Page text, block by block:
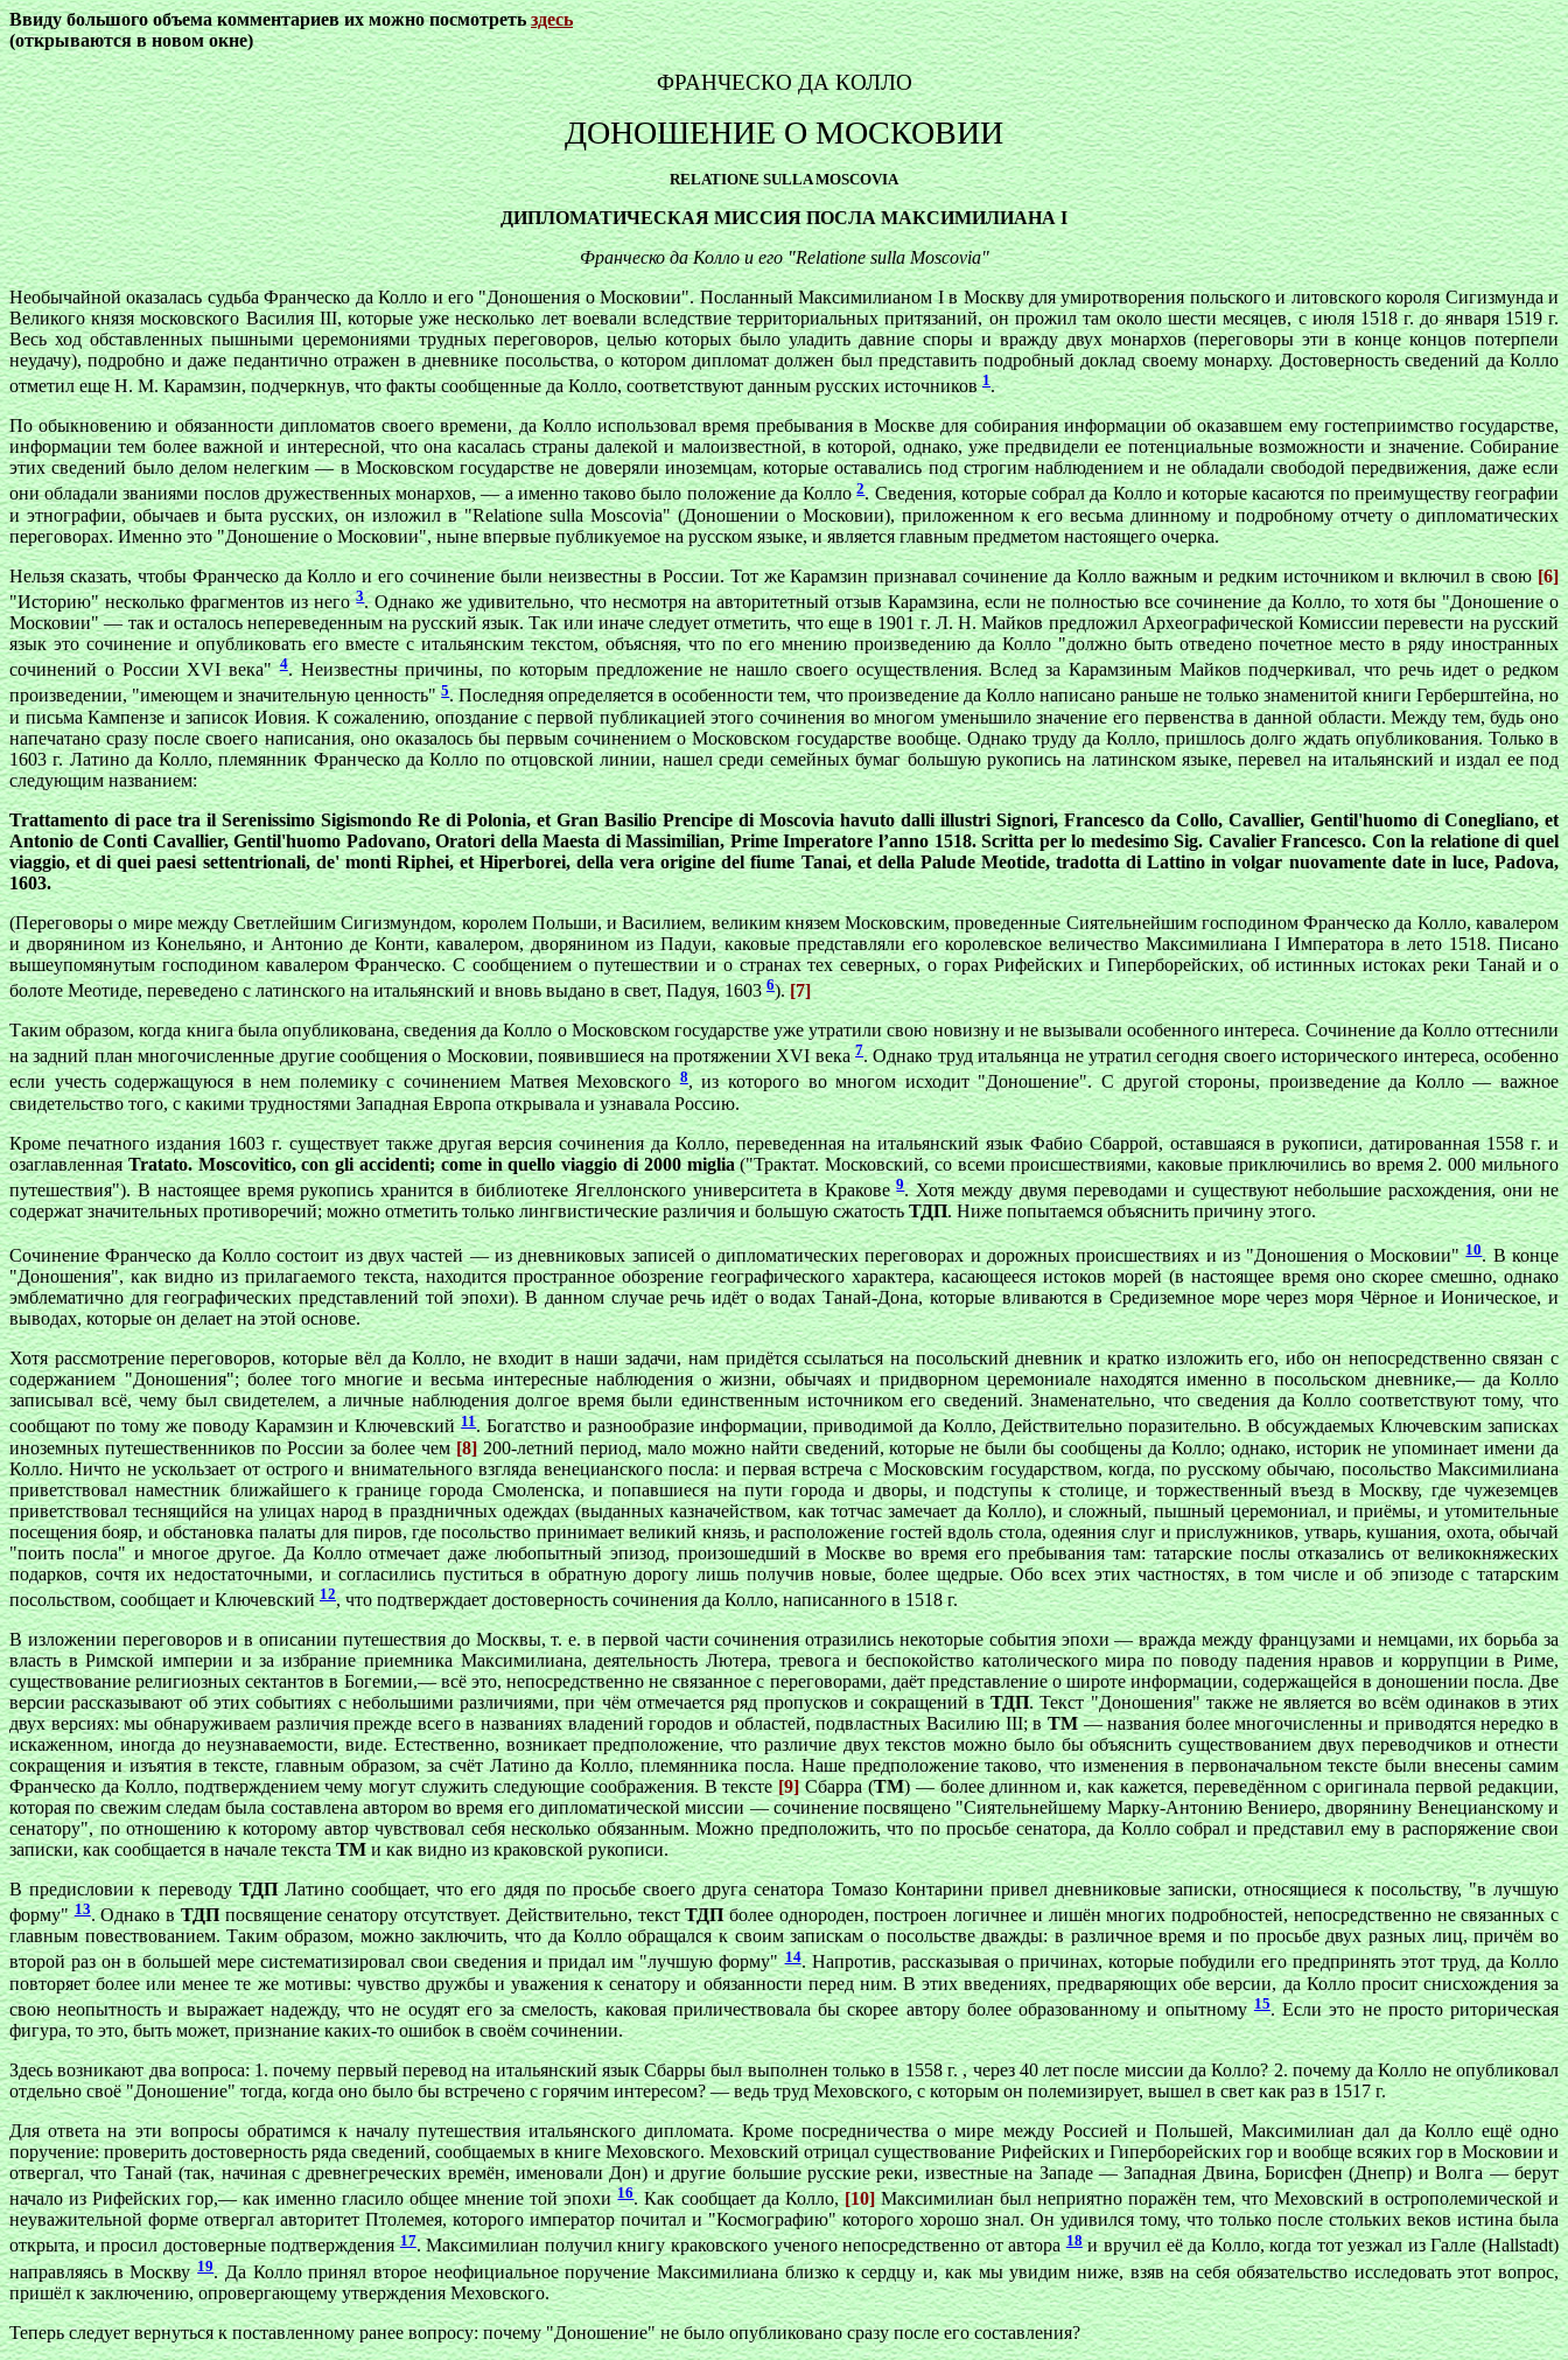
Ввиду большого объема комментариев их можно посмотреть здесь
(открываются в новом окне)
ФРАНЧЕСКО ДА КОЛЛО
ДОНОШЕНИЕ О МОСКОВИИ
RELATIONE SULLA MOSCOVIA
ДИПЛОМАТИЧЕСКАЯ МИССИЯ ПОСЛА МАКСИМИЛИАНА I
Франческо да Колло и его "Relatione sulla Moscovia"
Необычайной оказалась судьба Франческо да Колло и его "Доношения о Московии". Посланный Максимилианом I в Москву для умиротворения польского и литовского короля Сигизмунда и
Великого князя московского Василия III, которые уже несколько лет воевали вследствие территориальных притязаний, он прожил там около шести месяцев, с июля 1518 г. до января 1519 г.
Весь ход обставленных пышными церемониями трудных переговоров, целью которых было уладить давние споры и вражду двух монархов (переговоры эти в конце концов потерпели
неудачу), подробно и даже педантично отражен в дневнике посольства, о котором дипломат должен был представить подробный доклад своему монарху. Достоверность сведений да Колло
отметил еще Н. М. Карамзин, подчеркнув, что факты сообщенные да Колло, соответствуют данным русских источников1.
По обыкновению и обязанности дипломатов своего времени, да Колло использовал время пребывания в Москве для собирания информации об оказавшем ему гостеприимство государстве,
информации тем более важной и интересной, что она касалась страны далекой и малоизвестной, в которой, однако, уже предвидели ее потенциальные возможности и значение. Собирание
этих сведений было делом нелегким — в Московском государстве не доверяли иноземцам, которые оставались под строгим наблюдением и не обладали свободой передвижения, даже если
они обладали званиями послов дружественных монархов, — а именно таково было положение да Колло2. Сведения, которые собрал да Колло и которые касаются по преимуществу географии
и этнографии, обычаев и быта русских, он изложил в "Relatione sulla Moscovia" (Доношении о Московии), приложенном к его весьма длинному и подробному отчету о дипломатических
переговорах. Именно это "Доношение о Московии", ныне впервые публикуемое на русском языке, и является главным предметом настоящего очерка.
Нельзя сказать, чтобы Франческо да Колло и его сочинение были неизвестны в России. Тот же Карамзин признавал сочинение да Колло важным и редким источником и включил в свою[6]
"Историю" несколько фрагментов из него3. Однако же удивительно, что несмотря на авторитетный отзыв Карамзина, если не полностью все сочинение да Колло, то хотя бы "Доношение о
Московии" — так и осталось непереведенным на русский язык. Так или иначе следует отметить, что еще в 1901 г. Л. Н. Майков предложил Археографической Комиссии перевести на русский
язык это сочинение и опубликовать его вместе с итальянским текстом, объясняя, что по его мнению произведению да Колло "должно быть отведено почетное место в ряду иностранных
сочинений о России XVI века"4. Неизвестны причины, по которым предложение не нашло своего осуществления. Вслед за Карамзиным Майков подчеркивал, что речь идет о редком
произведении, "имеющем и значительную ценность"5. Последняя определяется в особенности тем, что произведение да Колло написано раньше не только знаменитой книги Герберштейна, но
и письма Кампензе и записок Иовия. К сожалению, опоздание с первой публикацией этого сочинения во многом уменьшило значение его первенства в данной области. Между тем, будь оно
напечатано сразу после своего написания, оно оказалось бы первым сочинением о Московском государстве вообще. Однако труду да Колло, пришлось долго ждать опубликования. Только в
1603 г. Латино да Колло, племянник Франческо да Колло по отцовской линии, нашел среди семейных бумаг большую рукопись на латинском языке, перевел на итальянский и издал ее под
следующим названием:
Trattamento di pace tra il Serenissimo Sigismondo Re di Polonia, et Gran Basilio Prencipe di Moscovia havuto dalli illustri Signori, Francesco da Collo, Cavallier, Gentil'huomo di Conegliano, et
Antonio de Conti Cavallier, Gentil'huomo Padovano, Oratori della Maesta di Massimilian, Prime Imperatore l’anno 1518. Scritta per lo medesimo Sig. Cavalier Francesco. Con la relatione di quel
viaggio, et di quei paesi settentrionali, de' monti Riphei, et Hiperborei, della vera origine del fiume Tanai, et della Palude Meotide, tradotta di Lattino in volgar nuovamente date in luce, Padova,
1603.
(Переговоры о мире между Светлейшим Сигизмундом, королем Польши, и Василием, великим князем Московским, проведенные Сиятельнейшим господином Франческо да Колло, кавалером
и дворянином из Конельяно, и Антонио де Конти, кавалером, дворянином из Падуи, каковые представляли его королевское величество Максимилиана I Императора в лето 1518. Писано
вышеупомянутым господином кавалером Франческо. С сообщением о путешествии и о странах тех северных, о горах Рифейских и Гиперборейских, об истинных истоках реки Танай и о
болоте Меотиде, переведено с латинского на итальянский и вновь выдано в свет, Падуя, 16036).[7]
Таким образом, когда книга была опубликована, сведения да Колло о Московском государстве уже утратили свою новизну и не вызывали особенного интереса. Сочинение да Колло оттеснили
на задний план многочисленные другие сообщения о Московии, появившиеся на протяжении XVI века7. Однако труд итальянца не утратил сегодня своего исторического интереса, особенно
если учесть содержащуюся в нем полемику с сочинением Матвея Меховского8, из которого во многом исходит "Доношение". С другой стороны, произведение да Колло — важное
свидетельство того, с какими трудностями Западная Европа открывала и узнавала Россию.
Кроме печатного издания 1603 г. существует также другая версия сочинения да Колло, переведенная на итальянский язык Фабио Сбаррой, оставшаяся в рукописи, датированная 1558 г. и
озаглавленнаяTratato. Moscovitico, con gli accidenti; come in quello viaggio di 2000 miglia("Трактат. Московский, со всеми происшествиями, каковые приключились во время 2. 000 мильного
путешествия"). В настоящее время рукопись хранится в библиотеке Ягеллонского университета в Кракове9. Хотя между двумя переводами и существуют небольшие расхождения, они не
содержат значительных противоречий; можно отметить только лингвистические различия и большую сжатостьТДП. Ниже попытаемся объяснить причину этого.
Сочинение Франческо да Колло состоит из двух частей — из дневниковых записей о дипломатических переговорах и дорожных происшествиях и из "Доношения о Московии"10. В конце
"Доношения", как видно из прилагаемого текста, находится пространное обозрение географического характера, касающееся истоков морей (в настоящее время оно скорее смешно, однако
эмблематично для географических представлений той эпохи). В данном случае речь идёт о водах Танай-Дона, которые вливаются в Средиземное море через моря Чёрное и Ионическое, и
выводах, которые он делает на этой основе.
Хотя рассмотрение переговоров, которые вёл да Колло, не входит в наши задачи, нам придётся ссылаться на посольский дневник и кратко изложить его, ибо он непосредственно связан с
содержанием "Доношения"; более того многие и весьма интересные наблюдения о жизни, обычаях и придворном церемониале находятся именно в посольском дневнике,— да Колло
записывал всё, чему был свидетелем, а личные наблюдения долгое время были единственным источником его сведений. Знаменательно, что сведения да Колло соответствуют тому, что
сообщают по тому же поводу Карамзин и Ключевский11. Богатство и разнообразие информации, приводимой да Колло, Действительно поразительно. В обсуждаемых Ключевским записках
иноземных путешественников по России за более чем[8]200-летний период, мало можно найти сведений, которые не были бы сообщены да Колло; однако, историк не упоминает имени да
Колло. Ничто не ускользает от острого и внимательного взгляда венецианского посла: и первая встреча с Московским государством, когда, по русскому обычаю, посольство Максимилиана
приветствовал наместник ближайшего к границе города Смоленска, и попавшиеся на пути города и дворы, и подступы к столице, и торжественный въезд в Москву, где чужеземцев
приветствовал теснящийся на улицах народ в праздничных одеждах (выданных казначейством, как тотчас замечает да Колло), и сложный, пышный церемониал, и приёмы, и утомительные
посещения бояр, и обстановка палаты для пиров, где посольство принимает великий князь, и расположение гостей вдоль стола, одеяния слуг и прислужников, утварь, кушания, охота, обычай
"поить посла" и многое другое. Да Колло отмечает даже любопытный эпизод, произошедший в Москве во время его пребывания там: татарские послы отказались от великокняжеских
подарков, сочтя их недостаточными, и согласились пуститься в обратную дорогу лишь получив новые, более щедрые. Обо всех этих частностях, в том числе и об эпизоде с татарским
посольством, сообщает и Ключевский12, что подтверждает достоверность сочинения да Колло, написанного в 1518 г.
В изложении переговоров и в описании путешествия до Москвы, т. е. в первой части сочинения отразились некоторые события эпохи — вражда между французами и немцами, их борьба за
власть в Римской империи и за избрание приемника Максимилиана, деятельность Лютера, тревога и беспокойство католического мира по поводу падения нравов и коррупции в Риме,
существование религиозных сектантов в Богемии,— всё это, непосредственно не связанное с переговорами, даёт представление о широте информации, содержащейся в доношении посла. Две
версии рассказывают об этих событиях с небольшими различиями, при чём отмечается ряд пропусков и сокращений вТДП. Текст "Доношения" также не является во всём одинаков в этих
двух версиях: мы обнаруживаем различия прежде всего в названиях владений городов и областей, подвластных Василию III; вТМ— названия более многочисленны и приводятся нередко в
искаженном, иногда до неузнаваемости, виде. Естественно, возникает предположение, что различие двух текстов можно было бы объяснить существованием двух переводчиков и отнести
сокращения и изъятия в тексте, главным образом, за счёт Латино да Колло, племянника посла. Наше предположение таково, что изменения в первоначальном тексте были внесены самим
Франческо да Колло, подтверждением чему могут служить следующие соображения. В тексте[9]Сбарра (ТМ) — более длинном и, как кажется, переведённом с оригинала первой редакции,
которая по свежим следам была составлена автором во время его дипломатической миссии — сочинение посвящено "Сиятельнейшему Марку-Антонию Вениеро, дворянину Венецианскому и
сенатору", по отношению к которому автор чувствовал себя несколько обязанным. Можно предположить, что по просьбе сенатора, да Колло собрал и представил ему в распоряжение свои
записки, как сообщается в начале текстаТМи как видно из краковской рукописи.
В предисловии к переводуТДПЛатино сообщает, что его дядя по просьбе своего друга сенатора Томазо Контарини привел дневниковые записки, относящиеся к посольству, "в лучшую
форму"13. Однако вТДПпосвящение сенатору отсутствует. Действительно, текстТДПболее однороден, построен логичнее и лишён многих подробностей, непосредственно не связанных с
главным повествованием. Таким образом, можно заключить, что да Колло обращался к своим запискам о посольстве дважды: в различное время и по просьбе двух разных лиц, причём во
второй раз он в большей мере систематизировал свои сведения и придал им "лучшую форму"14. Напротив, рассказывая о причинах, которые побудили его предпринять этот труд, да Колло
повторяет более или менее те же мотивы: чувство дружбы и уважения к сенатору и обязанности перед ним. В этих введениях, предваряющих обе версии, да Колло просит снисхождения за
свою неопытность и выражает надежду, что не осудят его за смелость, каковая приличествовала бы скорее автору более образованному и опытному15. Если это не просто риторическая
фигура, то это, быть может, признание каких-то ошибок в своём сочинении.
Здесь возникают два вопроса: 1. почему первый перевод на итальянский язык Сбарры был выполнен только в 1558 г. , через 40 лет после миссии да Колло? 2. почему да Колло не опубликовал
отдельно своё "Доношение" тогда, когда оно было бы встречено с горячим интересом? — ведь труд Меховского, с которым он полемизирует, вышел в свет как раз в 1517 г.
Для ответа на эти вопросы обратимся к началу путешествия итальянского дипломата. Кроме посредничества о мире между Россией и Польшей, Максимилиан дал да Колло ещё одно
поручение: проверить достоверность ряда сведений, сообщаемых в книге Меховского. Меховский отрицал существование Рифейских и Гиперборейских гор и вообще всяких гор в Московии и
отвергал, что Танай (так, начиная с древнегреческих времён, именовали Дон) и другие большие русские реки, известные на Западе — Западная Двина, Борисфен (Днепр) и Волга — берут
начало из Рифейских гор,— как именно гласило общее мнение той эпохи16. Как сообщает да Колло,[10]Максимилиан был неприятно поражён тем, что Меховский в острополемической и
неуважительной форме отвергал авторитет Птолемея, которого император почитал и "Космографию" которого хорошо знал. Он удивился тому, что только после стольких веков истина была
открыта, и просил достоверные подтверждения17. Максимилиан получил книгу краковского ученого непосредственно от автора18и вручил её да Колло, когда тот уезжал из Галле (Hallstadt)
направляясь в Москву19. Да Колло принял второе неофициальное поручение Максимилиана близко к сердцу и, как мы увидим ниже, взяв на себя обязательство исследовать этот вопрос,
пришёл к заключению, опровергающему утверждения Меховского.
Теперь следует вернуться к поставленному ранее вопросу: почему "Доношение" не было опубликовано сразу после его составления?